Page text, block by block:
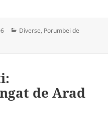
Categorii
Diverse, Porumbei de
de Arad